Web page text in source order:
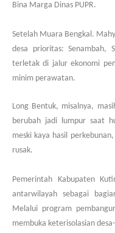
Bina Marga Dinas PUPR.
Setelah Muara Bengkal.
desa prioritas: Senambah,
terletak di jalur ekonomi
minim perawatan.
Long Bentuk, misalnya,
berubah jadi lumpur saat
meski kaya hasil
rusak.
Pemerintah Kabupaten
antarwilayah sebagai
Melalui program
membuka keterisolasian